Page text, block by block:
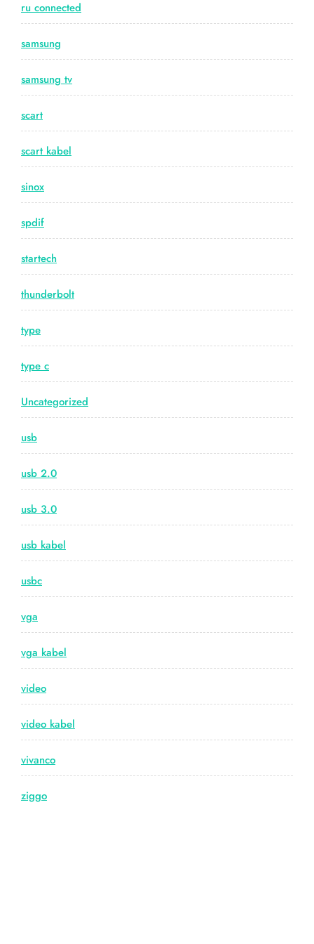
ru connected
samsung
samsung tv
scart
scart kabel
sinox
spdif
startech
thunderbolt
type
type c
Uncategorized
usb
usb 2.0
usb 3.0
usb kabel
usbc
vga
vga kabel
video
video kabel
vivanco
ziggo